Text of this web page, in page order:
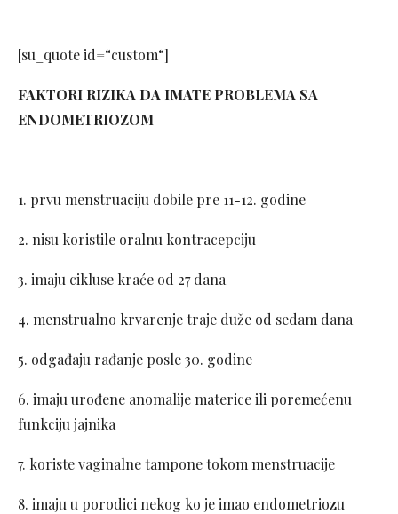
[su_quote id=“custom“]
FAKTORI RIZIKA DA IMATE PROBLEMA SA
ENDOMETRIOZOM
1. prvu menstruaciju dobile pre 11-12. godine
2. nisu koristile oralnu kontracepciju
3. imaju cikluse kraće od 27 dana
4. menstrualno krvarenje traje duže od sedam dana
5. odgađaju rađanje posle 30. godine
6. imaju urođene anomalije materice ili poremećenu
funkciju jajnika
7. koriste vaginalne tampone tokom menstruacije
8. imaju u porodici nekog ko je imao endometriozu